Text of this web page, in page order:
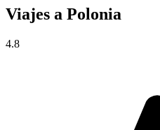
Viajes a Polonia
4.8